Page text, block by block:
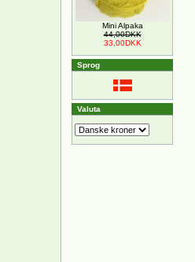
Mini Alpaka
44,00DKK
33,00DKK
Sprog
Valuta